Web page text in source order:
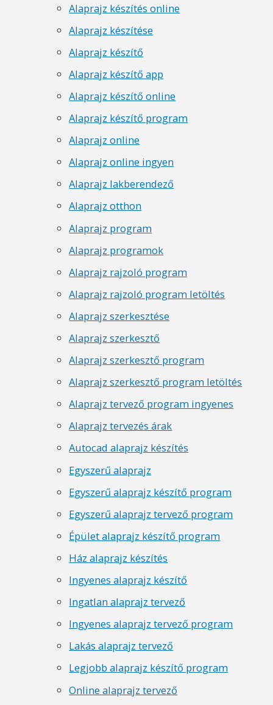
Alaprajz készítés online
Alaprajz készítése
Alaprajz készítő
Alaprajz készítő app
Alaprajz készítő online
Alaprajz készítő program
Alaprajz online
Alaprajz online ingyen
Alaprajz lakberendező
Alaprajz otthon
Alaprajz program
Alaprajz programok
Alaprajz rajzoló program
Alaprajz rajzoló program letöltés
Alaprajz szerkesztése
Alaprajz szerkesztő
Alaprajz szerkesztő program
Alaprajz szerkesztő program letöltés
Alaprajz tervező program ingyenes
Alaprajz tervezés árak
Autocad alaprajz készítés
Egyszerű alaprajz
Egyszerű alaprajz készítő program
Egyszerű alaprajz tervező program
Épület alaprajz készítő program
Ház alaprajz készítés
Ingyenes alaprajz készítő
Ingatlan alaprajz tervező
Ingyenes alaprajz tervező program
Lakás alaprajz tervező
Legjobb alaprajz készítő program
Online alaprajz tervező